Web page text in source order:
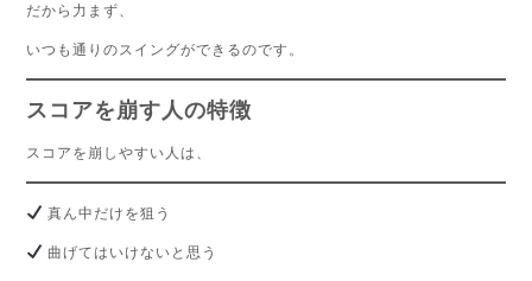
だから力まず、
いつも通りのスイングができるのです。
スコアを崩す人の特徴
スコアを崩しやすい人は、
真ん中だけを狙う
曲げてはいけないと思う